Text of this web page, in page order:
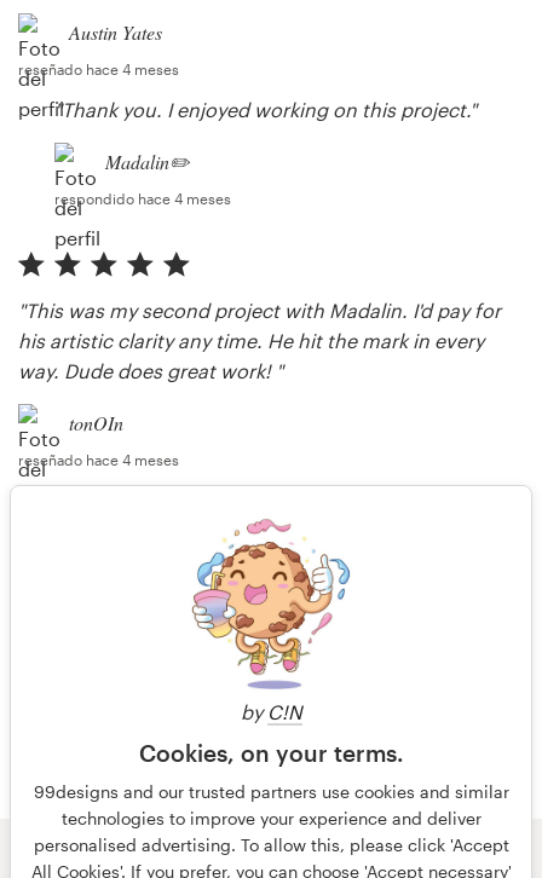
by C!N
Cookies, on your terms.
99designs and our trusted partners use cookies and similar
technologies to improve your experience and deliver
personalised advertising. To allow this, please click 'Accept
All Cookies'. If you prefer, you can choose 'Accept necessary'
Austin Yates
reseñado hace 4 meses
"Thank you. I enjoyed working on this project."
Madalin✏️
respondido hace 4 meses
"This was my second project with Madalin. I'd pay for
his artistic clarity any time. He hit the mark in every
way. Dude does great work! "
tonOIn
reseñado hace 4 meses
respondido hace 4 meses
Más reseñas
© 99designs de Vista